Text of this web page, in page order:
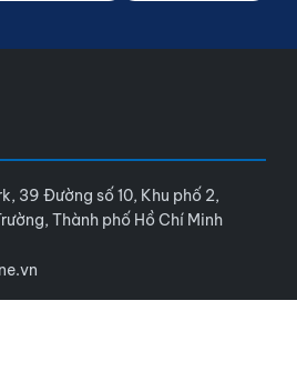
39 Đường số 10, Khu phố 2,
Thành phố Hồ Chí Minh